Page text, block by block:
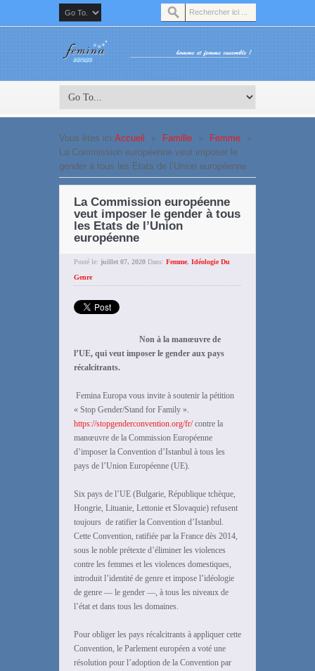
Vous êtes ici:Accueil » Famille » Femme
»
La Commission européenne veut imposer le
gender à tous les Etats de l’Union européenne
La Commission européenne
veut imposer le gender à tous
les Etats de l’Union
européenne
Posté le: juillet 07, 2020 Dans: Femme, Idéologie Du
Genre
Non à la manœuvre de
l’UE, qui veut imposer le gender aux pays
récalcitrants.
Femina Europa vous invite à soutenir la pétition
« Stop Gender/Stand for Family ».
https://stopgenderconvention.org/fr/contre la
manœuvre de la Commission Européenne
d’imposer la Convention d’Istanbul à tous les
pays de l’Union Européenne (UE).
Six pays de l’UE (Bulgarie, République tchèque,
Hongrie, Lituanie, Lettonie et Slovaquie) refusent
toujours de ratifier la Convention d’Istanbul.
Cette Convention, ratifiée par la France dès 2014,
sous le noble prétexte d’éliminer les violences
contre les femmes et les violences domestiques,
introduit l’identité de genre et impose l’idéologie
de genre — le gender —, à tous les niveaux de
l’état et dans tous les domaines.
Pour obliger les pays récalcitrants à appliquer cette
Convention, le Parlement européen a voté une
résolution pour l’adoption de la Convention par